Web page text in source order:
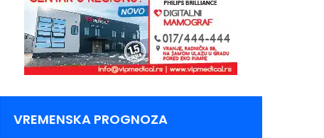
VREMENSKA PROGNOZA